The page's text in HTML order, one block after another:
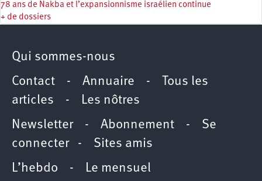
78 ans de Nakba et l’expansionnisme israélien continue
+ de dossiers
Qui sommes-nous
Contact - Annuaire -
Tous les
articles - Les nôtres
Newsletter- Abonnement - Se
connecter- Sites amis
L’hebdo - Le mensuel